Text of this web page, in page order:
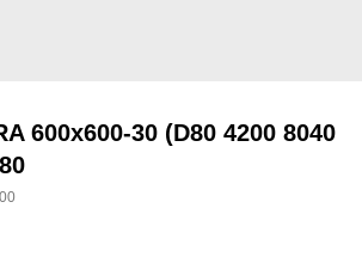
600x600-30 (D80 4200 8040